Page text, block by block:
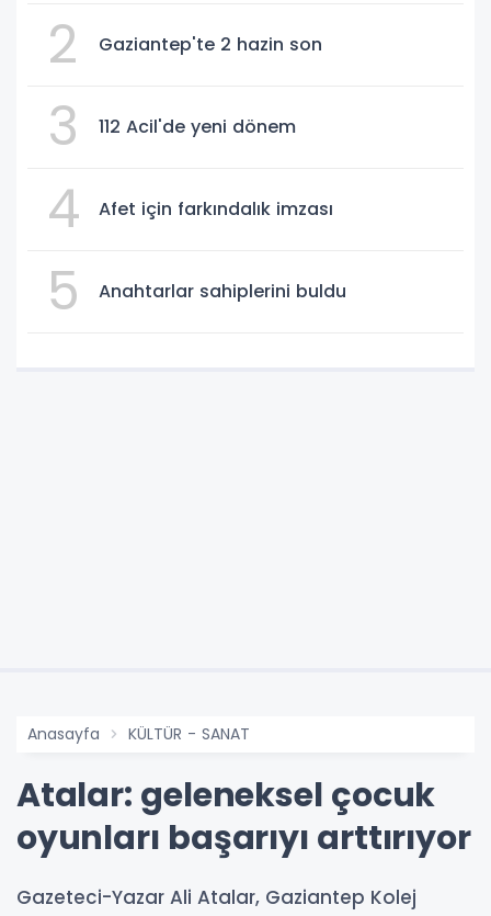
2 Gaziantep'te 2 hazin son
3 112 Acil'de yeni dönem
4 Afet için farkındalık imzası
5 Anahtarlar sahiplerini buldu
Anasayfa KÜLTÜR - SANAT
Atalar: geleneksel çocuk
oyunları başarıyı arttırıyor
Gazeteci-Yazar Ali Atalar, Gaziantep Kolej